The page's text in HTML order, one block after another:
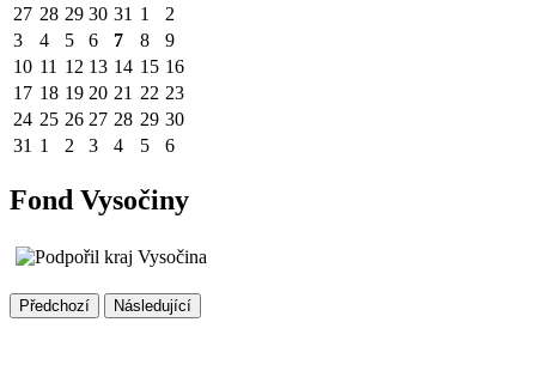
27 28 29 30 31 1
2
3
4 5 6 7 8
9
10 11 12 13 14 15 16
17 18 19 20 21 22 23
24 25 26 27 28 29 30
31 1 2 3 4 5 6
Fond Vysočiny
Předchozí Následující